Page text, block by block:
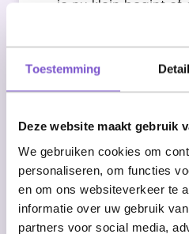
Toestemming
Deze website maakt gebruik
We gebruiken cookies om
personaliseren, om functies
en om ons websiteverkeer te
informatie over uw gebruik
partners voor social media,
je nu klein begint of
Bij VionA combineren we
Hoe VionA
Ondersteunt